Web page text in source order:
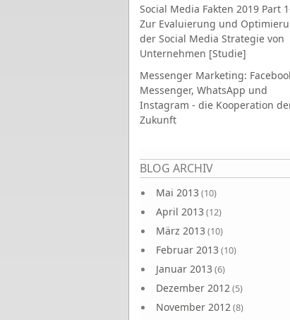
Social Media Fakten 2019 Part
Zur Evaluierung und
der Social Media Strategie von
Unternehmen [Studie]
Messenger Marketing:
Messenger, WhatsApp und
Instagram - die Kooperation
Zukunft
BLOG ARCHIV
Mai 2013 (10)
April 2013 (12)
März 2013 (10)
Februar 2013 (10)
Januar 2013 (6)
Dezember 2012(5)
November 2012(8)
Seiten